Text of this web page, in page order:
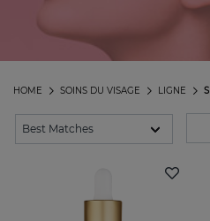
LIGNE
SOINS DU VISAGE
HOME